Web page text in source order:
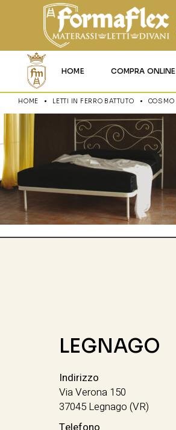
HOME COMPRA ONLINE
HOME LETTI IN FERRO BATTUTO COSMO
LEGNAGO
Indirizzo
Via Verona 150
37045 Legnago (VR)